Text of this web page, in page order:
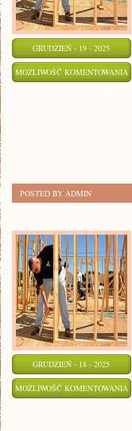
GRUDZIEŃ - 19 - 2025
MOŻLIWOŚĆ KOMENTOWANIA
POSTED BY ADMIN
GRUDZIEŃ - 18 - 2025
MOŻLIWOŚĆ KOMENTOWANIA